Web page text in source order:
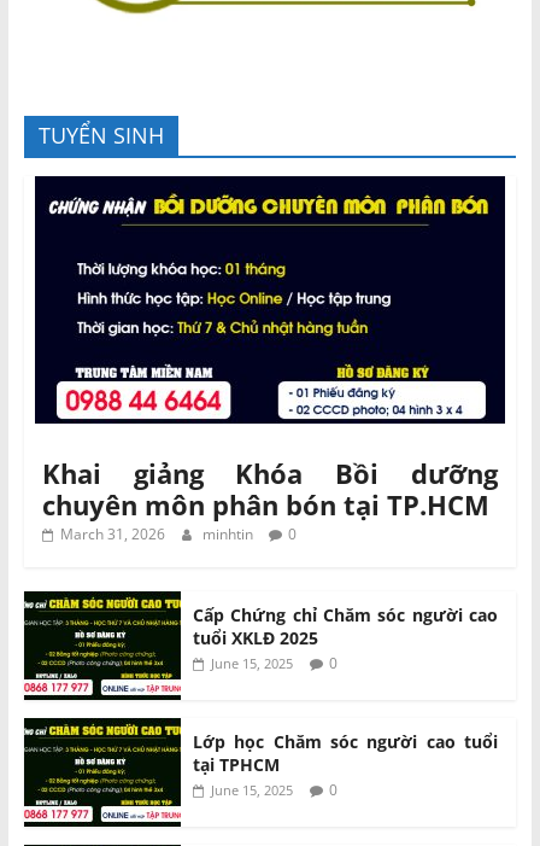
TUYỂN SINH
Khai giảng Khóa Bồi dưỡng
chuyên môn phân bón tại TP.HCM
March 31, 2026 minhtin 0
Cấp Chứng chỉ Chăm sóc người cao
tuổi XKLĐ 2025
June 15, 2025 0
Lớp học Chăm sóc người cao tuổi
tại TPHCM
June 15, 2025 0